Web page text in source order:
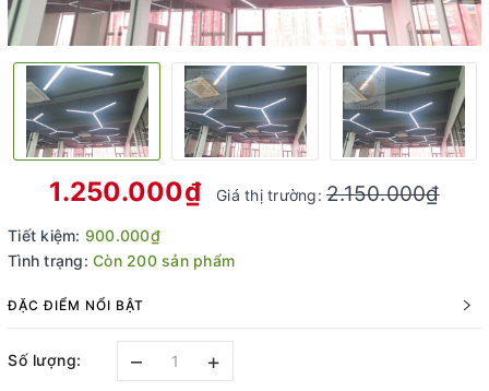
1.250.000₫ Giá thị trường:2.150.000₫
Tiết kiệm: 900.000₫
Tình trạng: Còn 200 sản phẩm
ĐẶC ĐIỂM NỔI BẬT
Số lượng: – +